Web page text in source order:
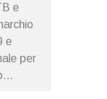
e
e
per